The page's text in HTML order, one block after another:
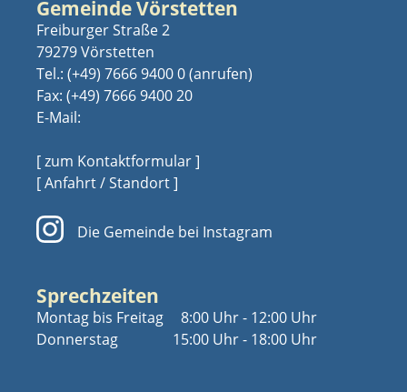
Gemeinde Vörstetten
Freiburger Straße 2
79279 Vörstetten
Tel.: (+49) 7666 9400 0
Fax: (+49) 7666 9400 20
E-Mail:
[ zum Kontaktformular ]
[ Anfahrt / Standort ]
Die Gemeinde bei Instagram
Sprechzeiten
Montag bis Freitag
Donnerstag
8:00 Uhr - 12:00 Uhr
15:00 Uhr - 18:00 Uhr